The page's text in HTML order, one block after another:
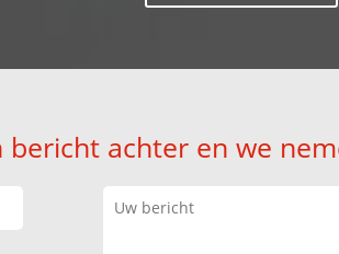
bericht achter en we